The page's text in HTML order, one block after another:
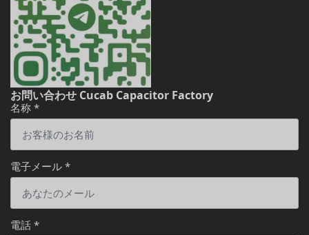
お問い合わせ Cucab Capacitor Factory
名称 *
電子メール *
電話 *